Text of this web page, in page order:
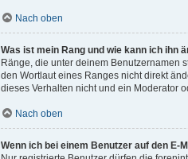
Nach oben
Was ist mein Rang und wie kann ich ihn
Ränge, die unter deinem Benutzernamen
den Wortlaut eines Ranges nicht direkt
dieses Verhalten nicht und ein Moderator
Nach oben
Wenn ich bei einem Benutzer auf den